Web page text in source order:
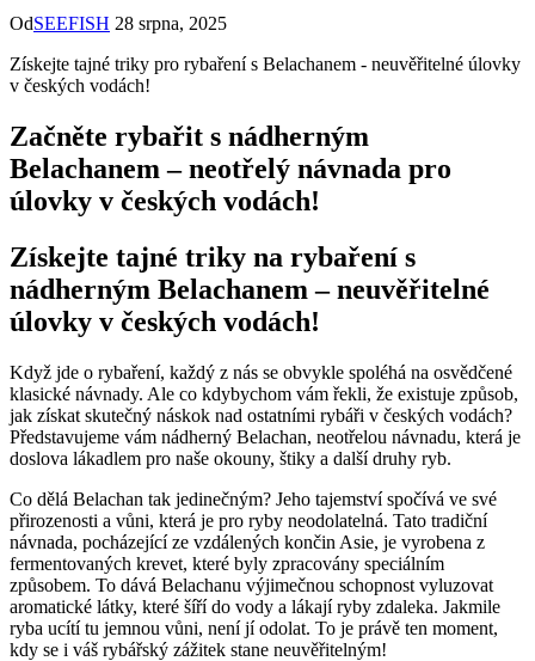
OdSEEFISH 28 srpna, 2025
Získejte tajné triky pro rybaření s ‍Belachanem -⁤ neuvěřitelné⁤ úlovky
v českých vodách!
Začněte rybařit⁢ s nádherným‌
Belachanem – neotřelý návnada pro
úlovky v českých vodách!
Získejte tajné triky na rybaření s⁢
nádherným‍ Belachanem – neuvěřitelné
úlovky v⁢ českých vodách!
Když jde o rybaření, každý z ⁣nás se obvykle spoléhá na osvědčené
klasické návnady. Ale⁣ co ⁣kdybychom⁤ vám ‍řekli, že existuje způsob,
‌jak získat skutečný‌ náskok nad ostatními ‌rybáři v českých vodách?
Představujeme vám nádherný Belachan, neotřelou návnadu, která je
doslova lákadlem pro naše okouny, štiky a další druhy ryb.
Co dělá Belachan tak jedinečným? Jeho tajemství ‍spočívá ve své
přirozenosti a vůni, která ⁢je ​pro ryby neodolatelná. Tato tradiční
návnada, pocházející ze vzdálených končin Asie, je vyrobena z
fermentovaných krevet, které byly zpracovány speciálním
⁢způsobem. To dává Belachanu výjimečnou schopnost vyluzovat
⁤aromatické látky, které šíří do vody a lákají ryby zdaleka. Jakmile
ryba ucítí‍ tu jemnou vůni, není jí odolat. ‍To je právě⁣ ten moment, ​
kdy se i váš rybářský zážitek stane neuvěřitelným!